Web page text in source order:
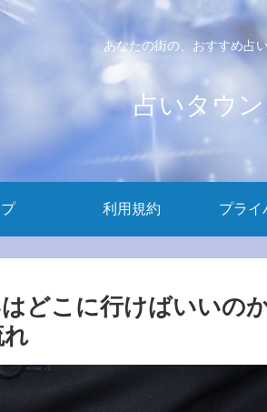
あなたの街の、おすすめ占
占いタウ
利用規約 プライ
どこに行けばいいの